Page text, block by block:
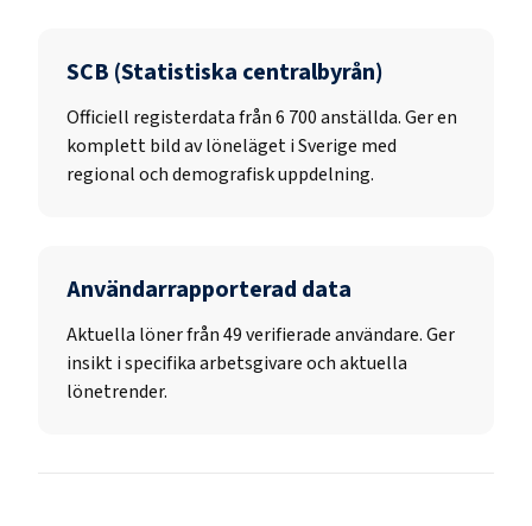
SCB (Statistiska centralbyrån)
Officiell registerdata från6 700anställda. Ger en
komplett bild av löneläget i Sverige med
regional och demografisk uppdelning.
Användarrapporterad data
Aktuella löner från 49 verifierade användare. Ger
insikt i specifika arbetsgivare och aktuella
lönetrender.